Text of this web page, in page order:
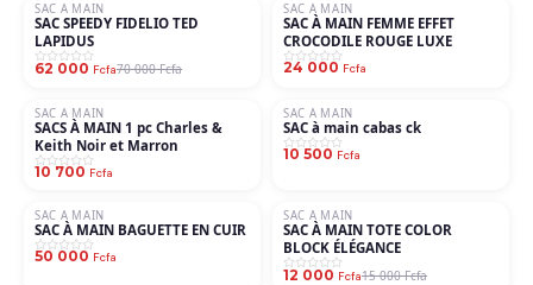
−11%
SAC A MAIN
SAC SPEEDY FIDELIO TED
LAPIDUS
62 000 Fcfa70 000 Fcfa
SAC A MAIN
SAC À MAIN FEMME EFFET
CROCODILE ROUGE LUXE
24 000 Fcfa
SAC A MAIN
SACS À MAIN 1 pc Charles &
Keith Noir et Marron
10 700 Fcfa
SAC A MAIN
SAC à main cabas ck
10 500 Fcfa
SAC A MAIN
SAC À MAIN BAGUETTE EN CUIR
50 000 Fcfa
−20%
SAC A MAIN
SAC À MAIN TOTE COLOR
BLOCK ÉLÉGANCE
12 000 Fcfa15 000 Fcfa